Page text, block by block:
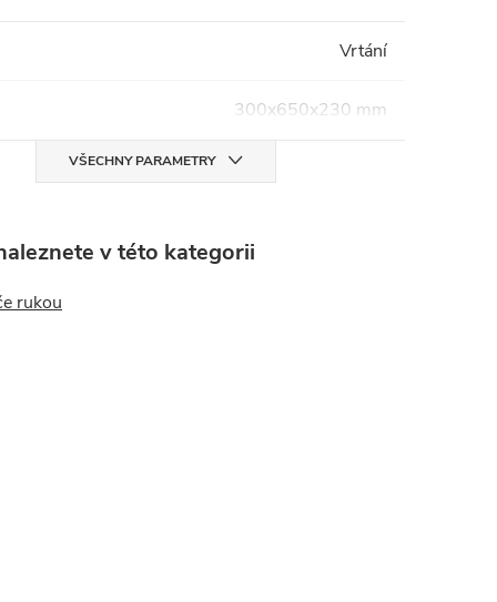
Vrtání
300x650x230 mm
VŠECHNY PARAMETRY
v této kategorii
rukou